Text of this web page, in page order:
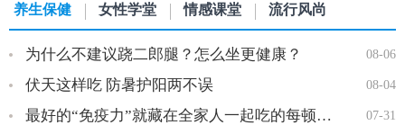
养生保健 女性学堂 情感课堂 流行风尚
08-06
为什么不建议跷二郎腿？怎么坐更健康？
08-04
伏天这样吃 防暑护阳两不误
07-31
最好的“免疫力”就藏在全家人一起吃的每顿饭里…